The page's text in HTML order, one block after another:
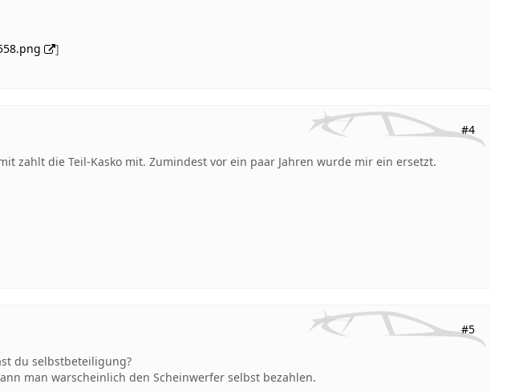
]
#4
zahlt die Teil-Kasko mit. Zumindest vor ein paar Jahren wurde mir ein ersetzt.
#5
du selbstbeteiligung?
man warscheinlich den Scheinwerfer selbst bezahlen.